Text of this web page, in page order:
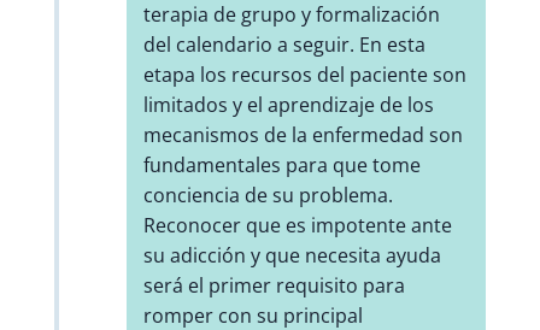
terapia de grupo y formalización
del calendario a seguir. En esta
etapa los recursos del paciente son
limitados y el aprendizaje de los
mecanismos de la enfermedad son
fundamentales para que tome
conciencia de su problema.
Reconocer que es impotente ante
su adicción y que necesita ayuda
será el primer requisito para
romper con su principal